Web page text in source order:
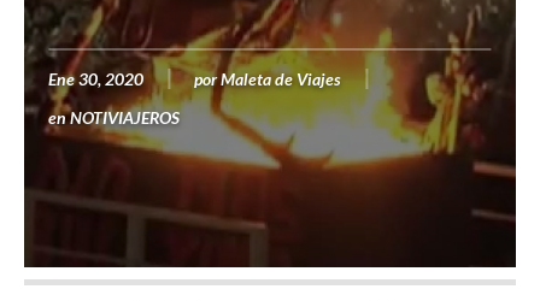
Ene 30, 2020 porMaleta de Viajes
enNOTIVIAJEROS